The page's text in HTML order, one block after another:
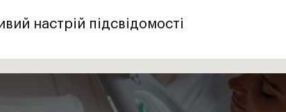
настрій підсвідомості